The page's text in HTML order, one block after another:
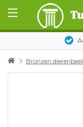
Bronzen